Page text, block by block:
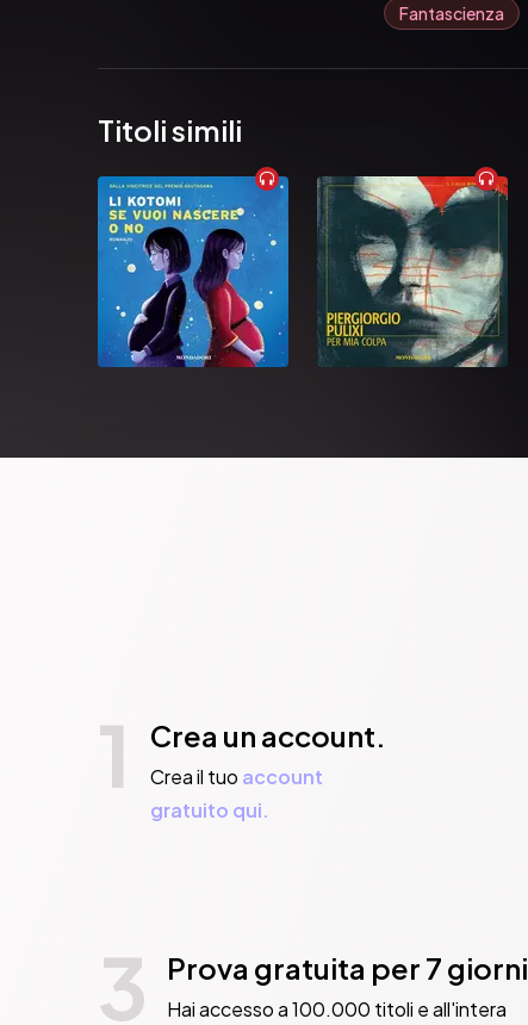
Fantascienza
Titoli simili
1 Crea un account.
Crea il tuo account
gratuito qui.
3 Prova gratuita per 7 giorni
Hai accesso a 100.000 titoli e all'intera